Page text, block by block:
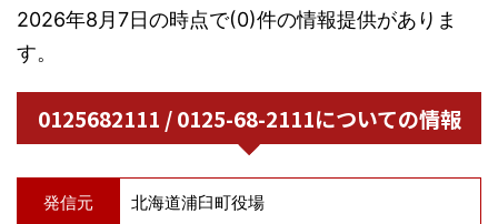
2026年8月7日の時点で(0)件の情報提供がありま
す。
0125682111 / 0125-68-2111についての情報
発信元 北海道浦臼町役場